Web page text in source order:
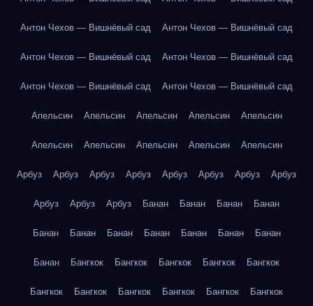
Антон Чехов — Вишнёвый сад Антон Чехов — Вишнёвый сад
Антон Чехов — Вишнёвый сад Антон Чехов — Вишнёвый сад
Антон Чехов — Вишнёвый сад Антон Чехов — Вишнёвый сад
Апельсин Апельсин Апельсин Апельсин Апельсин
Апельсин Апельсин Апельсин Апельсин Апельсин
Арбуз Арбуз Арбуз Арбуз Арбуз Арбуз Арбуз Арбуз
Арбуз Арбуз Арбуз Банан Банан Банан Банан
Банан Банан Банан Банан Банан Банан Банан
Банан Бангкок Бангкок Бангкок Бангкок Бангкок
Бангкок Бангкок Бангкок Бангкок Бангкок Бангкок